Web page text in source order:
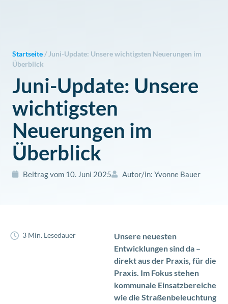
Startseite / Juni-Update: Unsere wichtigsten Neuerungen im
Überblick
Juni-Update: Unsere
wichtigsten
Neuerungen im
Überblick
Beitrag vom 10. Juni 2025 Autor/in: Yvonne Bauer
3 Min. Lesedauer
Unsere neuesten
Entwicklungen sind da –
direkt aus der Praxis, für die
Praxis. Im Fokus stehen
kommunale Einsatzbereiche
wie die Straßenbeleuchtung